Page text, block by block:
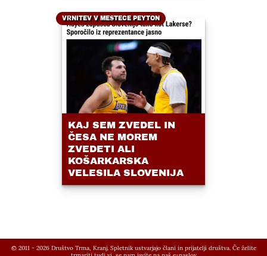
VRNITEV V MESTECE PEYTON
KAJ SEM ZVEDEL IN
ČESA NE MOREM
ZVEDETI ALI
KOŠARKARSKA
VELESILA SLOVENIJA
© 2011 - 2026 Društvo Trma, Kranj. Spletnik ustvarjajo člani in prijatelji društva. Če želite